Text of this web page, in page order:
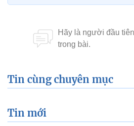
Tin cùng chuyên mục
Tin mới